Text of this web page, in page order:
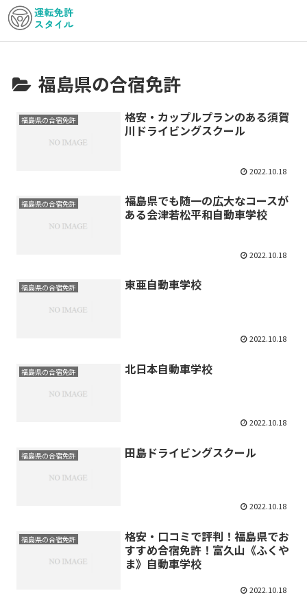
福島県の合宿免許
福島県の合宿免許
格安・カップルプランのある須賀
川ドライビングスクール
2022.10.18
福島県の合宿免許
福島県でも随一の広大なコースが
ある会津若松平和自動車学校
2022.10.18
福島県の合宿免許 東亜自動車学校
2022.10.18
福島県の合宿免許 北日本自動車学校
2022.10.18
福島県の合宿免許 田島ドライビングスクール
2022.10.18
福島県の合宿免許
格安・口コミで評判！福島県でお
すすめ合宿免許！富久山《ふくや
ま》自動車学校
2022.10.18